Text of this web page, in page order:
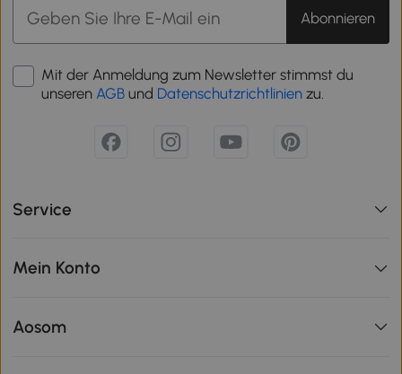
Abonnieren
Mit der Anmeldung zum Newsletter stimmst du
unseren AGB und Datenschutzrichtlinien zu.
Service
Mein Konto
Aosom